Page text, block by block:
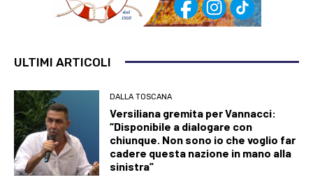
ULTIMI ARTICOLI
DALLA TOSCANA
Versiliana gremita per Vannacci:
“Disponibile a dialogare con
chiunque. Non sono io che voglio far
cadere questa nazione in mano alla
sinistra”